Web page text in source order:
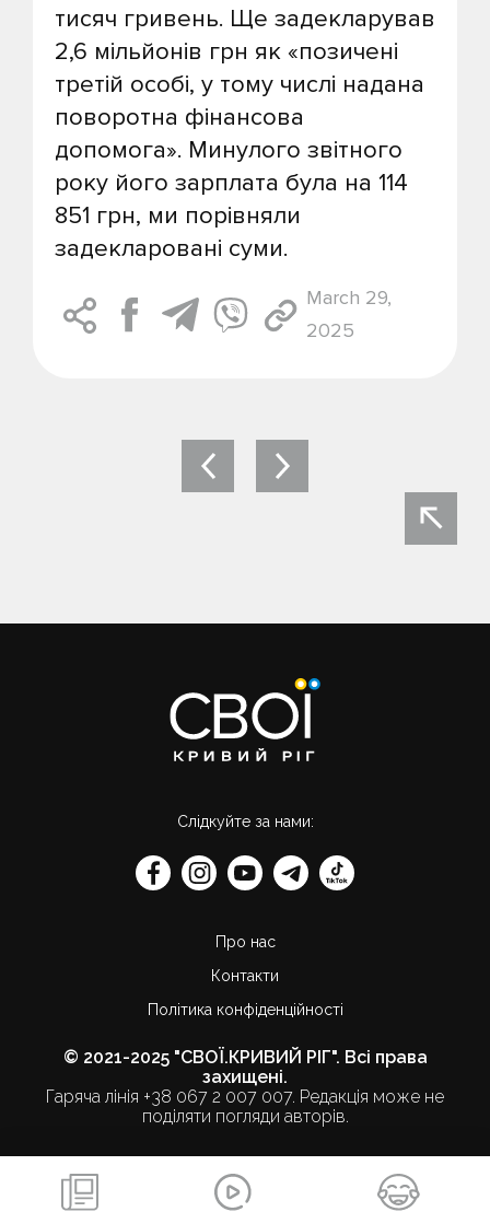
тисяч гривень. Ще задекларував
2,6 мільйонів грн як «позичені
третій особі, у тому числі надана
поворотна фінансова
допомога». Минулого звітного
року його зарплата була на 114
851 грн, ми порівняли
задекларовані суми.
March 29,
2025
navigation
© 2021-2025 "СВОЇ.КРИВИЙ РІГ". Всі права
захищені.
Гаряча лінія +38 067 2 007 007. Редакція може не
поділяти погляди авторів.
Про нас
Контакти
Політика конфіденційності
Слідкуйте за нами: